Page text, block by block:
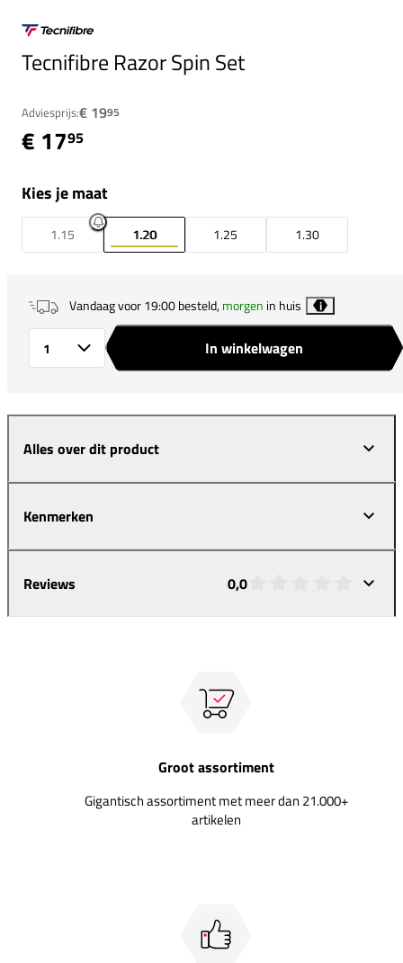
Tecnifibre Razor Spin Set
Adviesprijs:€ 1995
€ 1795
Kies je maat
1.15 1.20 1.25 1.30
Vandaag voor 19:00 besteld,morgen in huis i
In winkelwagen
Alles over dit product
Kenmerken
Reviews 0,0
Groot assortiment
Gigantisch assortiment met meer dan 21.000+
artikelen